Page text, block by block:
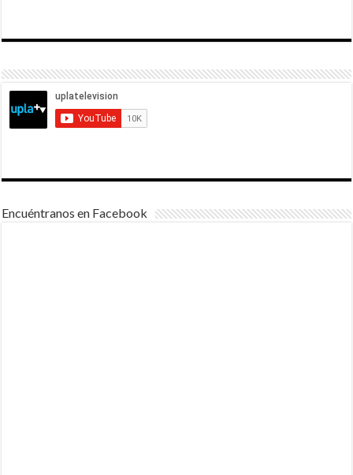
Encuéntranos en Facebook